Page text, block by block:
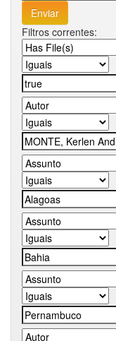
Filtros correntes: